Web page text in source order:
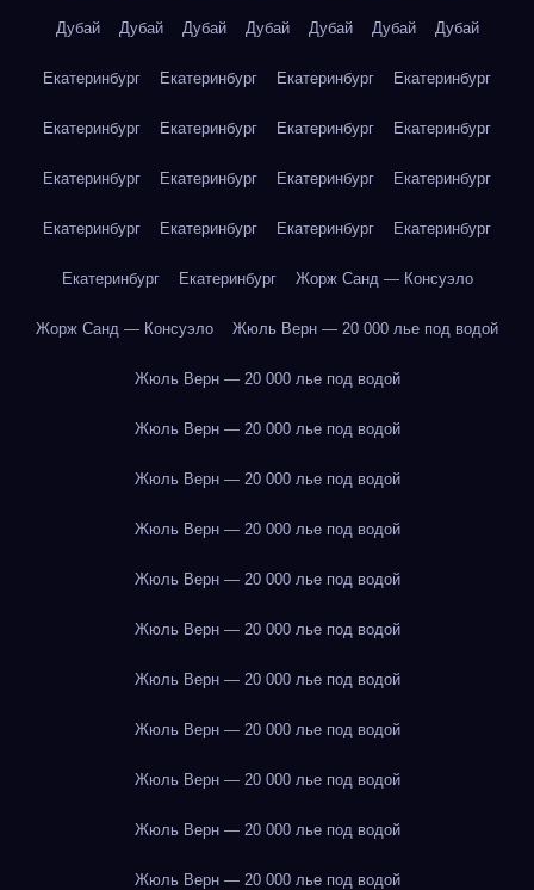
Дубай Дубай Дубай Дубай Дубай Дубай Дубай
Екатеринбург Екатеринбург Екатеринбург Екатеринбург
Екатеринбург Екатеринбург Екатеринбург Екатеринбург
Екатеринбург Екатеринбург Екатеринбург Екатеринбург
Екатеринбург Екатеринбург Екатеринбург Екатеринбург
Екатеринбург Екатеринбург Жорж Санд — Консуэло
Жорж Санд — Консуэло Жюль Верн — 20 000 лье под водой
Жюль Верн — 20 000 лье под водой
Жюль Верн — 20 000 лье под водой
Жюль Верн — 20 000 лье под водой
Жюль Верн — 20 000 лье под водой
Жюль Верн — 20 000 лье под водой
Жюль Верн — 20 000 лье под водой
Жюль Верн — 20 000 лье под водой
Жюль Верн — 20 000 лье под водой
Жюль Верн — 20 000 лье под водой
Жюль Верн — 20 000 лье под водой
Жюль Верн — 20 000 лье под водой